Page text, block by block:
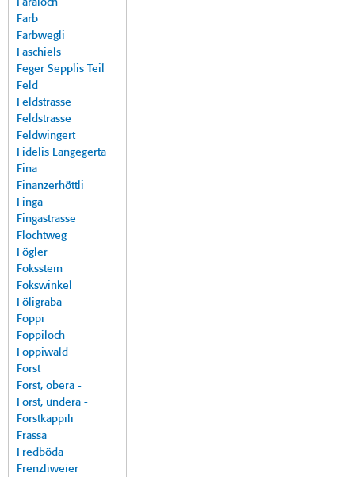
Faraloch
Farb
Farbwegli
Faschiels
Feger Sepplis Teil
Feld
Feldstrasse
Feldstrasse
Feldwingert
Fidelis Langegerta
Fina
Finanzerhöttli
Finga
Fingastrasse
Flochtweg
Fögler
Foksstein
Fokswinkel
Föligraba
Foppi
Foppiloch
Foppiwald
Forst
Forst, obera -
Forst, undera -
Forstkappili
Frassa
Fredböda
Frenzliweier